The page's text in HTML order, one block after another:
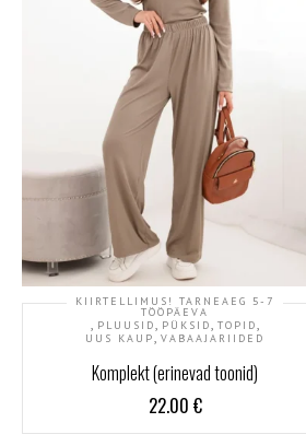
KIIRTELLIMUS! TARNEAEG 5-7
TÖÖPÄEVA
, PLUUSID, PÜKSID, TOPID,
UUS KAUP, VABAAJARIIDED
Komplekt (erinevad toonid)
22.00 €